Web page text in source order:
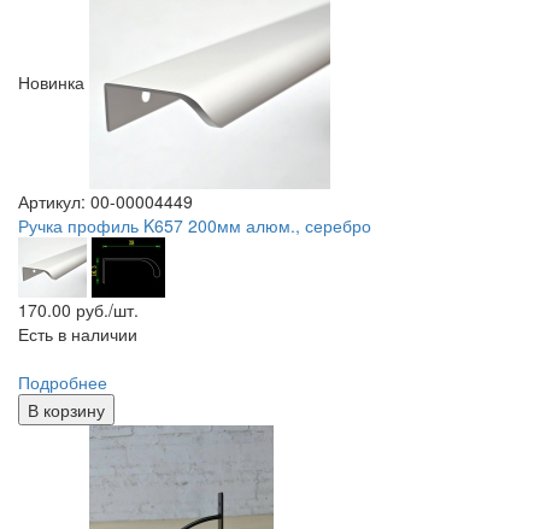
Новинка
Артикул: 00-00004449
Ручка профиль K657 200мм алюм., серебро
170.00 руб./шт.
Есть в наличии
Подробнее
В корзину